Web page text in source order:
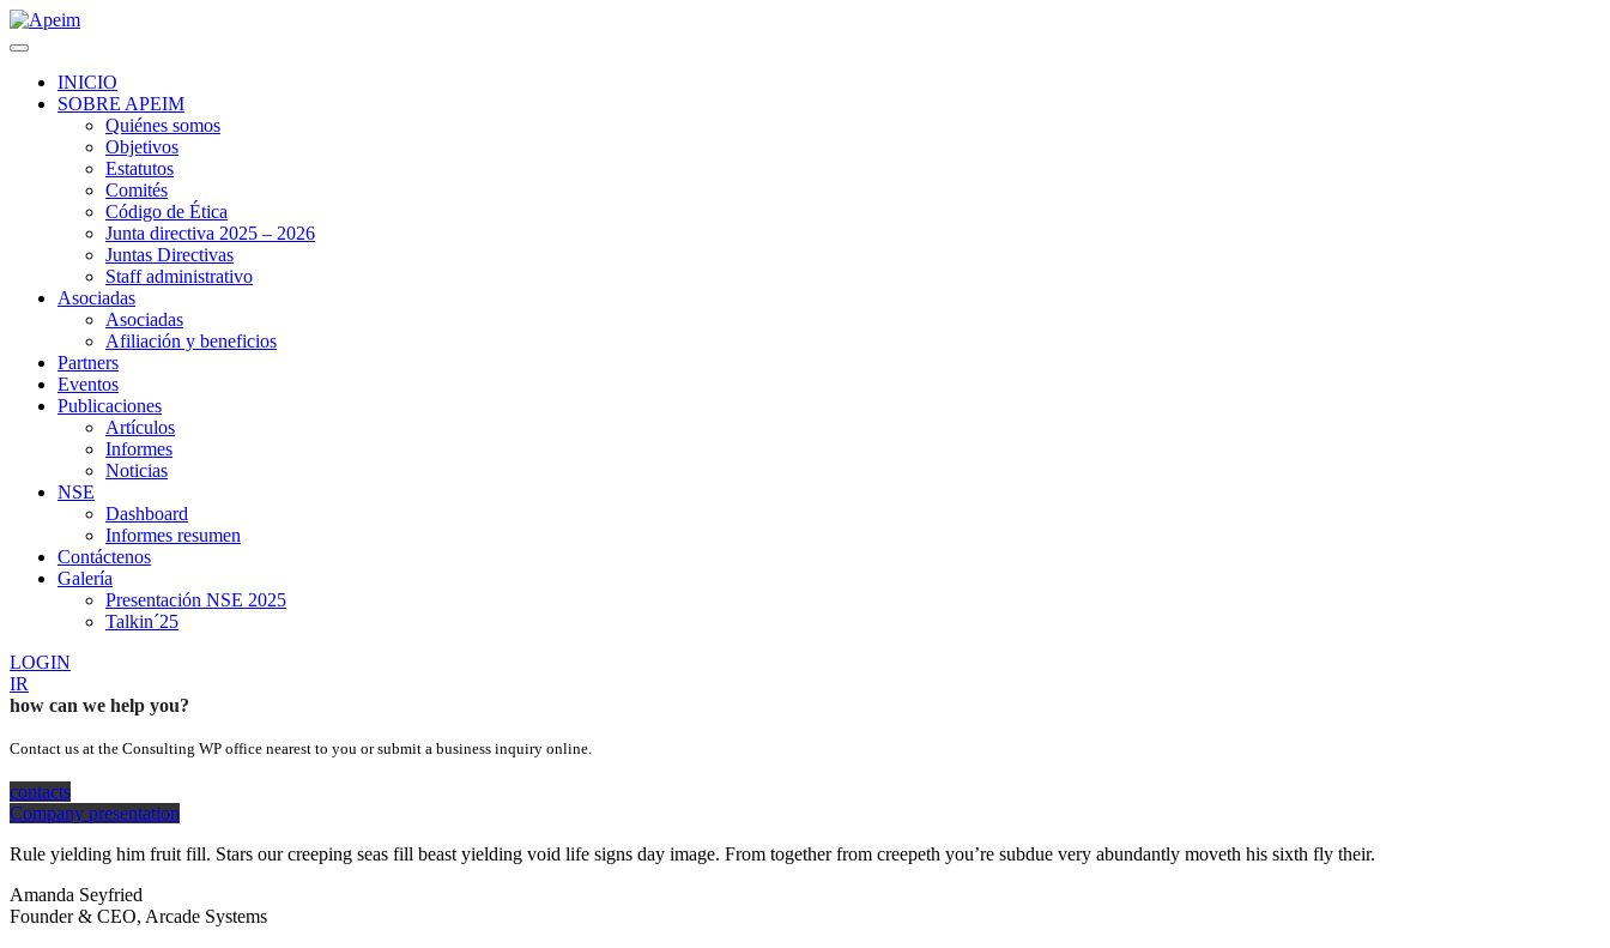
INICIO
SOBRE APEIM
Quiénes somos
Objetivos
Estatutos
Comités
Código de Ética
Junta directiva 2025 – 2026
Juntas Directivas
Staff administrativo
Asociadas
Asociadas
Afiliación y beneficios
Partners
Eventos
Publicaciones
Artículos
Informes
Noticias
NSE
Dashboard
Informes resumen
Contáctenos
Galería
Presentación NSE 2025
Talkin´25
LOGIN
IR
how can we help you?
Contact us at the Consulting WP office nearest to you or submit a business inquiry online.
contacts
Company presentation
Rule yielding him fruit fill. Stars our creeping seas fill beast yielding void life signs day image. From together from creepeth you’re subdue very abundantly moveth his sixth fly their.
Amanda Seyfried
Founder & CEO, Arcade Systems